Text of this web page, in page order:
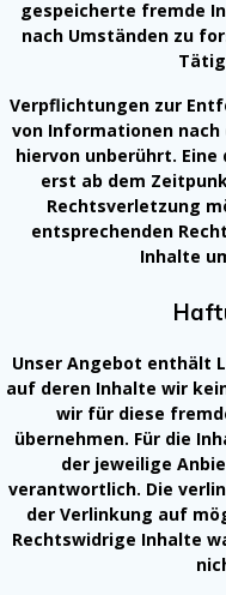
gespeicherte fremde
nach Umständen zu
Verpflichtungen zur
von Informationen nach
hiervon unberührt.
erst ab dem
Rechtsverletzung
entsprechenden
Inhalte
Unser Angebot enthält
auf deren Inhalte wir
wir für diese
übernehmen. Für die
der jeweilige
verantwortlich. Die
der Verlinkung auf
Rechtswidrige Inhalte